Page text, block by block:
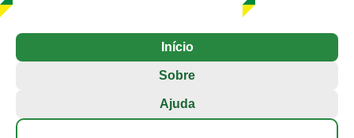
Início
Sobre
Ajuda